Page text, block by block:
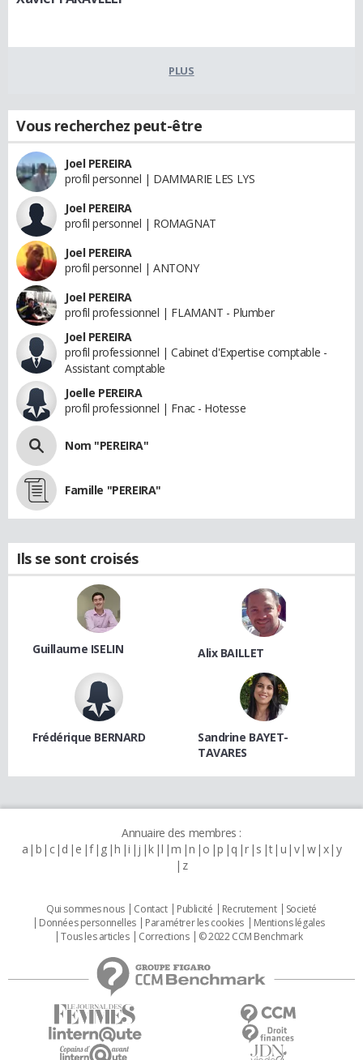
PLUS
Vous recherchez peut-être
Joel PEREIRA
profil personnel | DAMMARIE LES LYS
Joel PEREIRA
profil personnel | ROMAGNAT
Joel PEREIRA
profil personnel | ANTONY
Joel PEREIRA
profil professionnel | FLAMANT - Plumber
Joel PEREIRA
profil professionnel | Cabinet d'Expertise comptable -
Assistant comptable
Joelle PEREIRA
profil professionnel | Fnac - Hotesse
Nom "PEREIRA"
Famille "PEREIRA"
Ils se sont croisés
Guillaume ISELIN Alix BAILLET
Frédérique BERNARD
Sandrine BAYET-
TAVARES
Annuaire des membres :
a b c d e f g h i j k l m n o p q r s t u v w x y
z
Qui sommes nous Contact Publicité Recrutement
Societé
Données personnelles
Paramétrer les cookies
Mentions légales
Tous les articles
Corrections © 2022 CCM Benchmark